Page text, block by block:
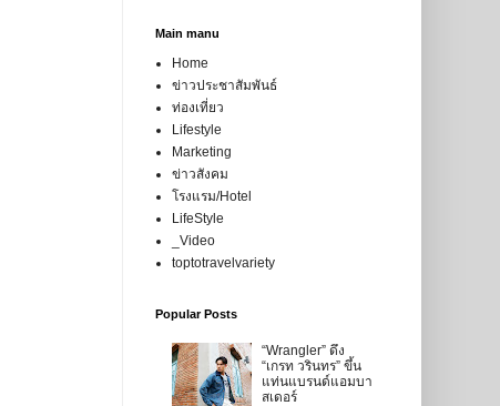
Main manu
Home
ข่าวประชาสัมพันธ์
ท่องเที่ยว
Lifestyle
Marketing
ข่าวสังคม
โรงแรม/Hotel
LifeStyle
_Video
toptotravelvariety
Popular Posts
“Wrangler” ดึง
“เกรท วรินทร” ขึ้น
แท่นแบรนด์แอมบา
สเดอร์